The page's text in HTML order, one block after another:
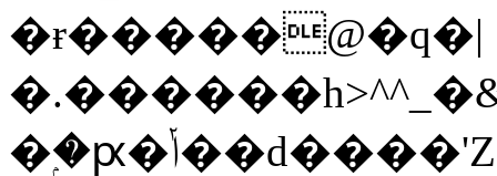
�ɍ�����@�q�|
�ۭ�ԗ�ݳ��d����'Z����>!pQ}